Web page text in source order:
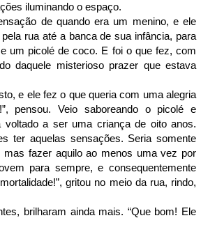
iluminando o espaço.
de quando era um menino, e ele
rua até a banca de sua infância, para
um picolé de coco. E foi o que fez, com
daquele misterioso prazer que estava
e ele fez o que queria com uma alegria
pensou. Veio saboreando o picolé e
voltado a ser uma criança de oito anos.
ter aquelas sensações. Seria somente
fazer aquilo ao menos uma vez por
para sempre, e consequentemente
gritou no meio da rua, rindo,
brilharam ainda mais. “Que bom! Ele